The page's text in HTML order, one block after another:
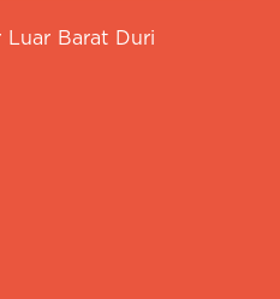
Luar Barat Duri